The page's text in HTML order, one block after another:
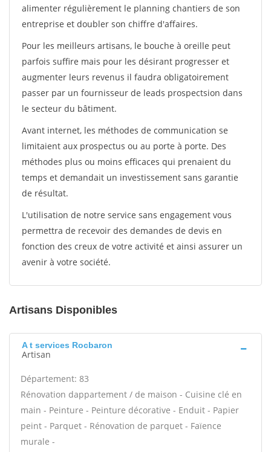
alimenter régulièrement le planning chantiers de son
entreprise et doubler son chiffre d'affaires.
Pour les meilleurs artisans, le bouche à oreille peut
parfois suffire mais pour les désirant progresser et
augmenter leurs revenus il faudra obligatoirement
passer par un fournisseur de leads prospectsion dans
le secteur du bâtiment.
Avant internet, les méthodes de communication se
limitaient aux prospectus ou au porte à porte. Des
méthodes plus ou moins efficaces qui prenaient du
temps et demandait un investissement sans garantie
de résultat.
L'utilisation de notre service sans engagement vous
permettra de recevoir des demandes de devis en
fonction des creux de votre activité et ainsi assurer un
avenir à votre société.
Artisans Disponibles
A t services Rocbaron
Artisan
Département: 83
Rénovation dappartement / de maison - Cuisine clé en
main - Peinture - Peinture décorative - Enduit - Papier
peint - Parquet - Rénovation de parquet - Faïence
murale -